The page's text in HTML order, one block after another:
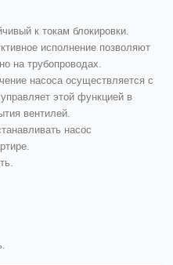
к токам блокировки.
исполнение позволяют
на трубопроводах.
насоса осуществляется с
этой функцией в
вентилей.
насос